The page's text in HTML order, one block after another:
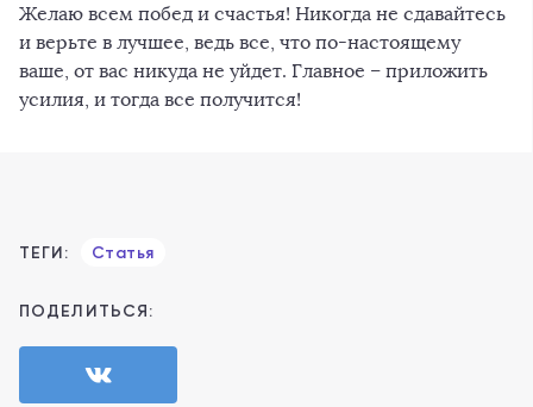
Желаю всем побед и счастья! Никогда не сдавайтесь
и верьте в лучшее, ведь все, что по-настоящему
ваше, от вас никуда не уйдет. Главное – приложить
усилия, и тогда все получится!
ТЕГИ: Статья
ПОДЕЛИТЬСЯ: